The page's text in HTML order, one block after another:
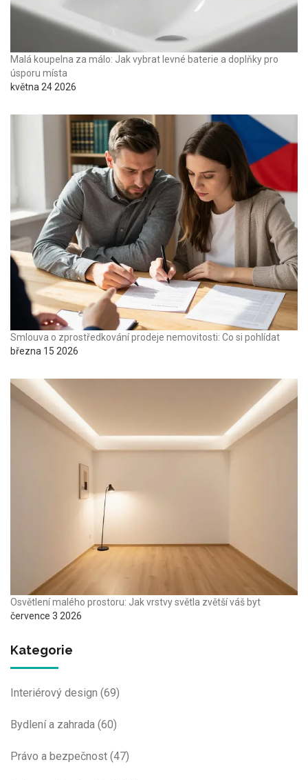
Malá koupelna za málo: Jak vybrat levné baterie a doplňky pro
úsporu místa
května 24 2026
Smlouva o zprostředkování prodeje nemovitosti: Co si pohlídat
března 15 2026
Osvětlení malého prostoru: Jak vrstvy světla zvětší váš byt
července 3 2026
Kategorie
Interiérový design (69)
Bydlení a zahrada (60)
Právo a bezpečnost (47)